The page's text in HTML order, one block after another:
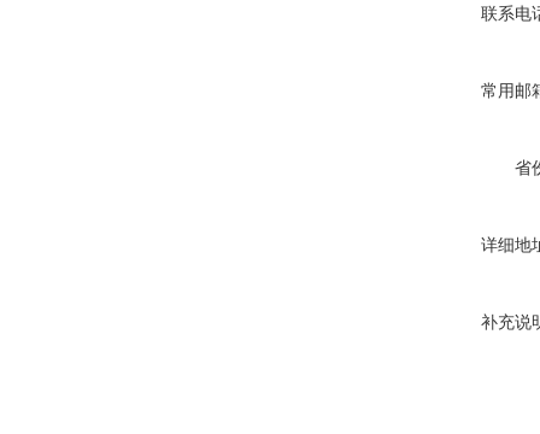
联系电
常用邮
省
详细地
补充说